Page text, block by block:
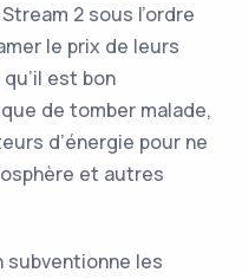
2 sous l’ordre
le prix de leurs
est bon
de tomber malade,
d’énergie pour ne
et autres
subventionne les